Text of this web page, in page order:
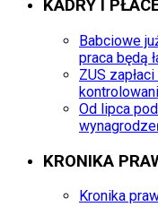
KADRY I
Babciowe
praca będą
ZUS
Od lipca
KRONIKA
Kronika